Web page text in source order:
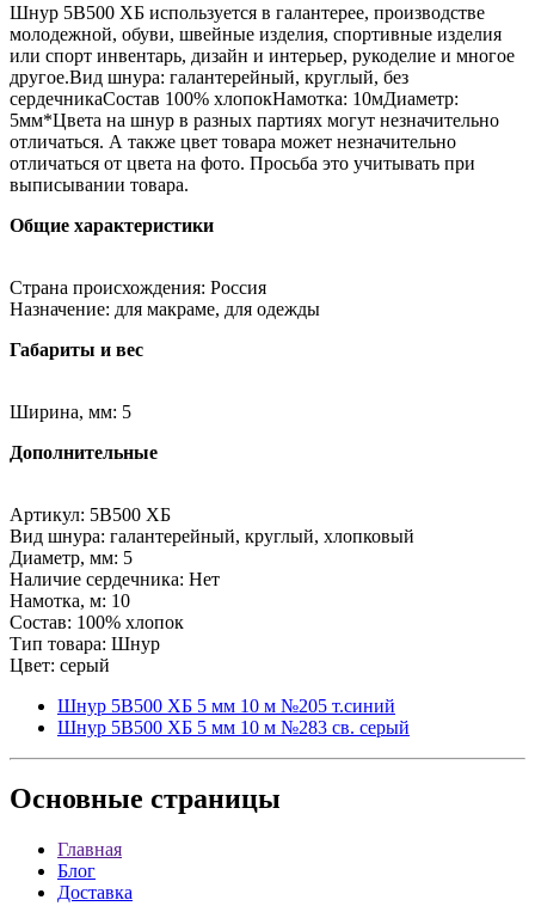
Шнур 5В500 ХБ используется в галантерее, производстве
молодежной, обуви, швейные изделия, спортивные изделия
или спорт инвентарь, дизайн и интерьер, рукоделие и многое
другое.Вид шнура: галантерейный, круглый, без
сердечникаСостав 100% хлопокНамотка: 10мДиаметр:
5мм*Цвета на шнур в разных партиях могут незначительно
отличаться. А также цвет товара может незначительно
отличаться от цвета на фото. Просьба это учитывать при
выписывании товара.
Общие характеристики
Страна происхождения: Россия
Назначение: для макраме, для одежды
Габариты и вес
Ширина, мм: 5
Дополнительные
Артикул: 5В500 ХБ
Вид шнура: галантерейный, круглый, хлопковый
Диаметр, мм: 5
Наличие сердечника: Нет
Намотка, м: 10
Состав: 100% хлопок
Тип товара: Шнур
Цвет: серый
Шнур 5В500 ХБ 5 мм 10 м №205 т.синий
Шнур 5В500 ХБ 5 мм 10 м №283 св. серый
Основные страницы
Главная
Блог
Доставка